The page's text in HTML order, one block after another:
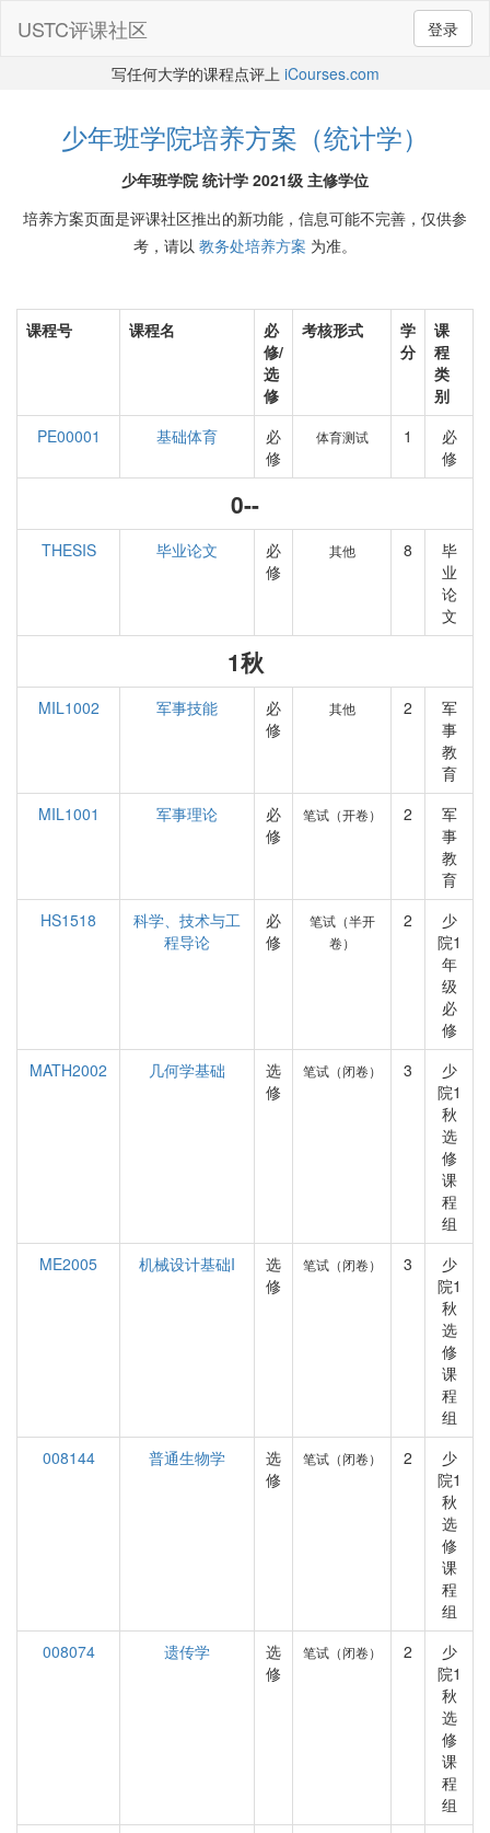
登录
USTC评课社区
写任何大学的课程点评上 iCourses.com
少年班学院培养方案（统计学）
少年班学院 统计学 2021级 主修学位
培养方案页面是评课社区推出的新功能，信息可能不完善，仅供参
考，请以 教务处培养方案 为准。
课程号 课程名
必
修/
选
修
考核形式
学
分
课
程
类
别
PE00001
基础体育
必
修
体育测试 1
必
修
0--
THESIS 毕业论文
必
修
其他 8
毕
业
论
文
1秋
MIL1002 军事技能
必
修
其他 2
军
事
教
育
MIL1001
军事理论
必
修
笔试（开卷） 2
军
事
教
育
HS1518
科学、技术与工
程导论
必
修
笔试（半开
卷）
2
少
院1
年
级
必
修
MATH2002
几何学基础
选
修
笔试（闭卷） 3
少
院1
秋
选
修
课
程
组
ME2005
机械设计基础I
选
修
笔试（闭卷） 3
少
院1
秋
选
修
课
程
组
008144
普通生物学
选
修
笔试（闭卷） 2
少
院1
秋
选
修
课
程
组
008074
遗传学
选
修
笔试（闭卷） 2
少
院1
秋
选
修
课
程
组